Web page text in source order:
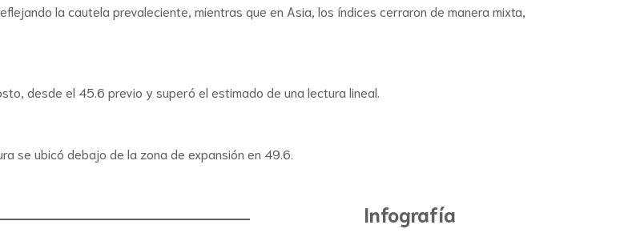
la cautela prevaleciente, mientras que en Asia, los índices cerraron de manera mixta,
desde el 45.6 previo y superó el estimado de una lectura lineal.
se ubicó debajo de la zona de expansión en 49.6.
Infografía